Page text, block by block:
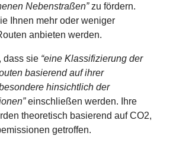
Nebenstraßen”zu fördern.
Ihnen mehr oder weniger
anbieten werden.
dass sie “eine Klassifizierung der
basierend auf ihrer
hinsichtlich der
einschließen werden. Ihre
theoretisch basierend auf CO2,
getroffen.